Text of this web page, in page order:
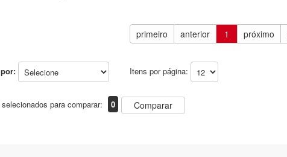
primeiro anterior 1 próximo
Itens por página:
para comparar: 0 Comparar